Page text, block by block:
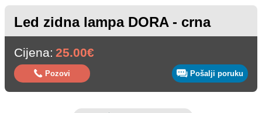
Led zidna lampa DORA - crna
Cijena: 25.00€
Pozovi Pošalji poruku